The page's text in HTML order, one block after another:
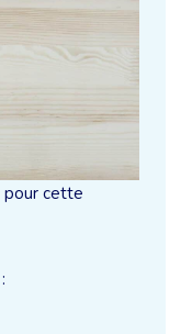
pour cette